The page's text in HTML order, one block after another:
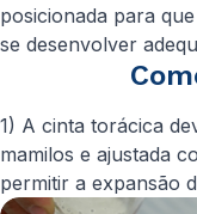
posicionada para
se desenvolver
1) A cinta torácica
mamilos e ajustada
permitir a expansão